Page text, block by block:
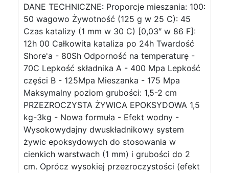
DANE TECHNICZNE: Proporcje mieszania: 100:
50 wagowo Żywotność (125 g w 25 C): 45
Czas katalizy (1 mm w 30 C) [0,03″ w 86 F]:
12h 00 Całkowita kataliza po 24h Twardość
Shore'a - 80Sh Odporność na temperaturę -
70C Lepkość składnika A - 400 Mpa Lepkość
części B - 125Mpa Mieszanka - 175 Mpa
Maksymalny poziom grubości: 1,5-2 cm
PRZEZROCZYSTA ŻYWICA EPOKSYDOWA 1,5
kg-3kg - Nowa formuła - Efekt wodny -
Wysokowydajny dwuskładnikowy system
żywic epoksydowych do stosowania w
cienkich warstwach (1 mm) i grubości do 2
cm. Oprócz wysokiej przezroczystości (efekt